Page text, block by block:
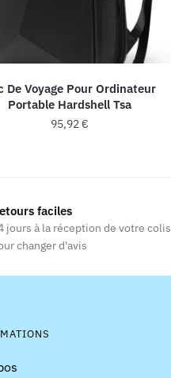
De Voyage Pour Ordinateur
Portable Hardshell Tsa
95,92€
faciles
jours à la réception de votre colis
changer d'avis